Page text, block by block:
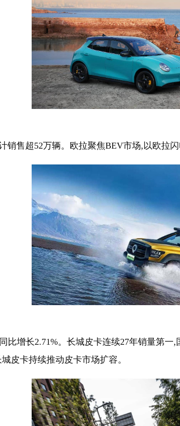
销售超52万辆。欧拉聚焦BEV市场,以欧拉
比增长2.71%。长城皮卡连续27年销量第
皮卡持续推动皮卡市场扩容。